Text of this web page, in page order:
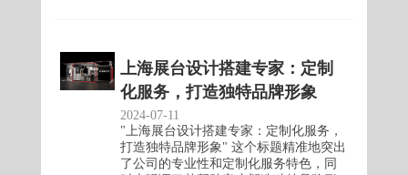
上海展台设计搭建专家：定制
化服务，打造独特品牌形象
2024-07-11
"上海展台设计搭建专家：定制化服务，
打造独特品牌形象" 这个标题精准地突出
了公司的专业性和定制化服务特色，同